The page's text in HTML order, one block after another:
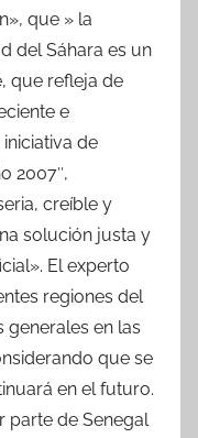
que » la
del Sáhara es un
que refleja de
e
de
2007″,
creíble y
solución justa y
El experto
regiones del
en las
que se
en el futuro.
parte de Senegal